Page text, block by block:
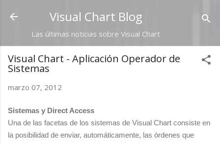
Ir al contenido principal
Visual Chart Blog
Las últimas noticias sobre Visual Chart
Visual Chart - Aplicación Operador de
Sistemas
marzo 07, 2012
Sistemas y Direct Access
Una de las facetas de los sistemas de Visual Chart consiste en
la posibilidad de enviar, automáticamente, las órdenes que